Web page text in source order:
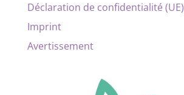
Déclaration de confidentialité (UE)
Imprint
Avertissement